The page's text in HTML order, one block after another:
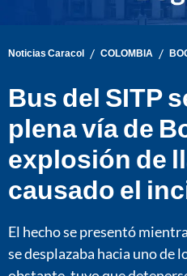
Noticias Caracol / COLOMBIA /
Bus del SITP
plena vía de
explosión de
causado el
El hecho se presentó
se desplazaba hacia uno de